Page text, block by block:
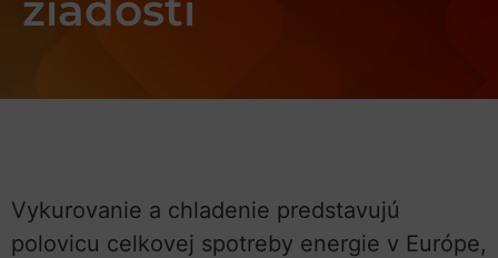
Vykurovanie a chladenie predstavujú
polovicu celkovej spotreby energie v Európe,